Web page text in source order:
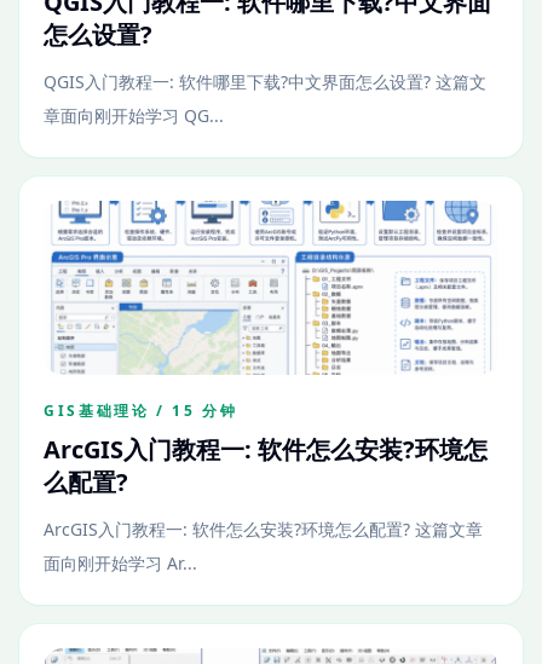
怎么设置?
QGIS入门教程一: 软件哪里下载?中文界面怎么设置? 这篇文
章面向刚开始学习 QG...
GIS基础理论 / 15 分钟
ArcGIS入门教程一: 软件怎么安装?环境怎
么配置?
ArcGIS入门教程一: 软件怎么安装?环境怎么配置? 这篇文章
面向刚开始学习 Ar...